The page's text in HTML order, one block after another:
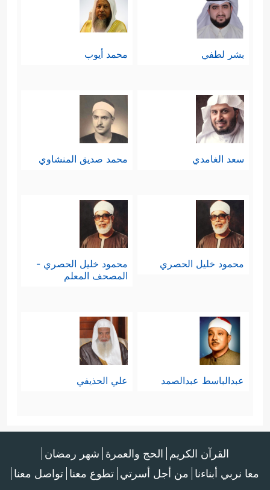
بشر لطفي محمد أيوب
سعد الغامدي محمد صديق المنشاوي
محمود خليل الحصري
محمود خليل الحصري -
المصحف المعلم
عبدالباسط عبدالصمد علي الحذيفي
القرآن الكريم الحج والعمرة شهر رمضان
معا نربي أبناءنا من أجل أسرتي تطوع معنا تواصل معنا